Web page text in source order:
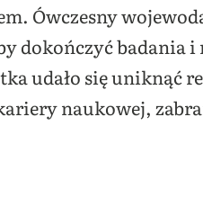
Ówczesny
dokończyć badania i
udało się uniknąć
naukowej,